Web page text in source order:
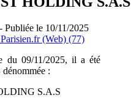
Publiée le 10/11/2025
(Web) (77)
du 09/11/2025, il a été
:
S.A.S